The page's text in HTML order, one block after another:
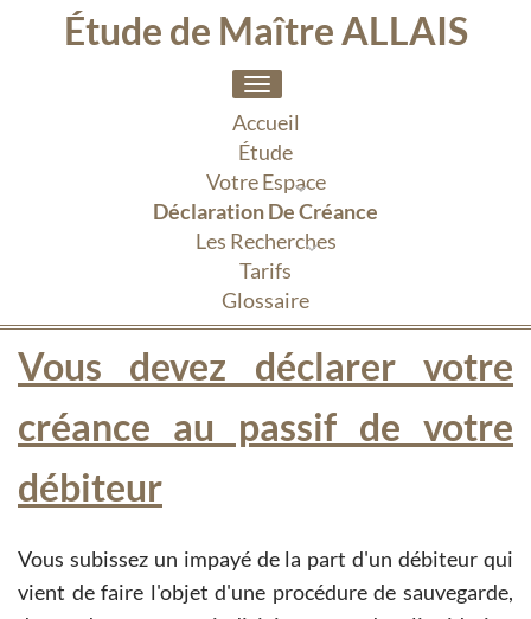
Étude de Maître ALLAIS
Toggle
navigation
Accueil
Étude
Votre Espace
Déclaration De Créance
Les Recherches
Tarifs
Glossaire
Vous devez déclarer votre
créance au passif de votre
débiteur
Vous subissez un impayé de la part d'un débiteur qui
vient de faire l'objet d'une procédure de sauvegarde,